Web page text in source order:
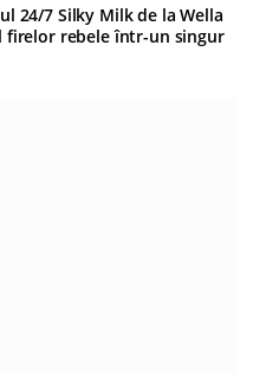
24/7 Silky Milk de la Wella
firelor rebele într-un singur